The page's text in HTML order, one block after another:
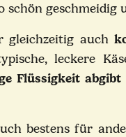
schön geschmeidig
gleichzeitig auch
leckere
Flüssigkeit abgibt
bestens für